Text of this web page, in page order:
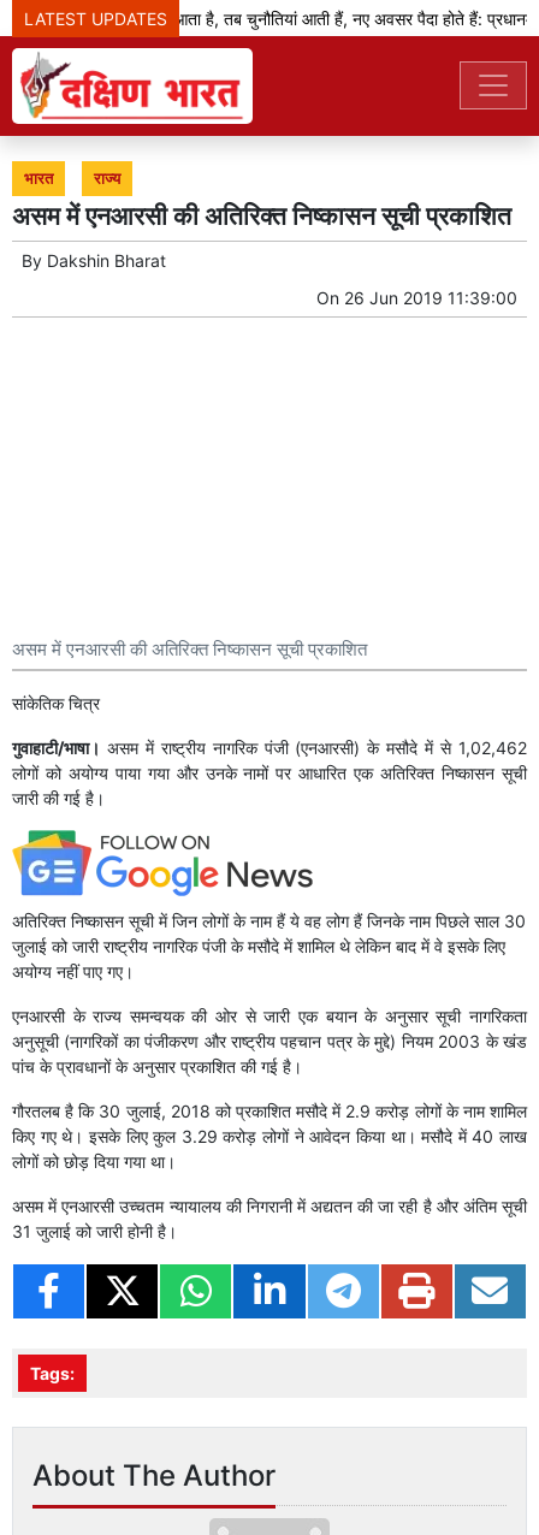
LATEST UPDATES
जब बदलाव का दौर आता है, तब चुनौतियां आती हैं, नए अवसर पैदा होते हैं:
भारत राज्य
असम में एनआरसी की अतिरिक्त निष्कासन सूची प्रकाशित
By Dakshin Bharat
On 26 Jun 2019 11:39:00
असम में एनआरसी की अतिरिक्त निष्कासन सूची प्रकाशित
सांकेतिक चित्र
गुवाहाटी/भाषा। असम में राष्ट्रीय नागरिक पंजी (एनआरसी) के मसौदे में से 1,02,462
लोगों को अयोग्य पाया गया और उनके नामों पर आधारित एक अतिरिक्त निष्कासन सूची
जारी की गई है।
अतिरिक्त निष्कासन सूची में जिन लोगों के नाम हैं ये वह लोग हैं जिनके नाम पिछले साल 30
जुलाई को जारी राष्ट्रीय नागरिक पंजी के मसौदे में शामिल थे लेकिन बाद में वे इसके लिए
अयोग्य नहीं पाए गए।
एनआरसी के राज्य समन्वयक की ओर से जारी एक बयान के अनुसार सूची नागरिकता
अनुसूची (नागरिकों का पंजीकरण और राष्ट्रीय पहचान पत्र के मुद्दे) नियम 2003 के खंड
पांच के प्रावधानों के अनुसार प्रकाशित की गई है।
गौरतलब है कि 30 जुलाई, 2018 को प्रकाशित मसौदे में 2.9 करोड़ लोगों के नाम शामिल
किए गए थे। इसके लिए कुल 3.29 करोड़ लोगों ने आवेदन किया था। मसौदे में 40 लाख
लोगों को छोड़ दिया गया था।
असम में एनआरसी उच्चतम न्यायालय की निगरानी में अद्यतन की जा रही है और अंतिम सूची
31 जुलाई को जारी होनी है।
Tags:
About The Author